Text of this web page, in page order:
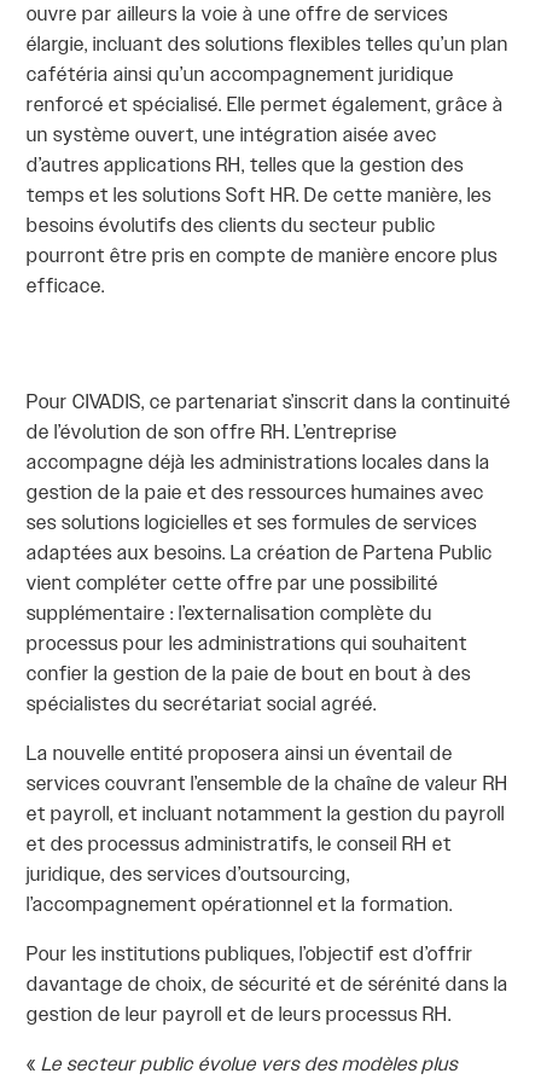
ouvre par ailleurs la voie à une offre de services
élargie, incluant des solutions flexibles telles qu’un plan
cafétéria ainsi qu’un accompagnement juridique
renforcé et spécialisé. Elle permet également, grâce à
un système ouvert, une intégration aisée avec
d’autres applications RH, telles que la gestion des
temps et les solutions Soft HR. De cette manière, les
besoins évolutifs des clients du secteur public
pourront être pris en compte de manière encore plus
efficace.
Pour CIVADIS, ce partenariat s’inscrit dans la continuité
de l’évolution de son offre RH. L’entreprise
accompagne déjà les administrations locales dans la
gestion de la paie et des ressources humaines avec
ses solutions logicielles et ses formules de services
adaptées aux besoins. La création de Partena Public
vient compléter cette offre par une possibilité
supplémentaire : l’externalisation complète du
processus pour les administrations qui souhaitent
confier la gestion de la paie de bout en bout à des
spécialistes du secrétariat social agréé.
La nouvelle entité proposera ainsi un éventail de
services couvrant l’ensemble de la chaîne de valeur RH
et payroll, et incluant notamment la gestion du payroll
et des processus administratifs, le conseil RH et
juridique, des services d’outsourcing,
l’accompagnement opérationnel et la formation.
Pour les institutions publiques, l’objectif est d’offrir
davantage de choix, de sécurité et de sérénité dans la
gestion de leur payroll et de leurs processus RH.
«Le secteur public évolue vers des modèles plus